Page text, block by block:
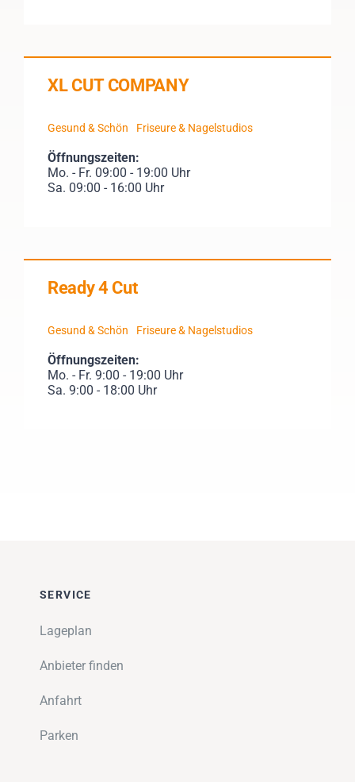
XL CUT COMPANY
Gesund & Schön Friseure & Nagelstudios
Öffnungszeiten:
Mo. - Fr. 09:00 - 19:00 Uhr
Sa. 09:00 - 16:00 Uhr
Ready 4 Cut
Gesund & Schön Friseure & Nagelstudios
Öffnungszeiten:
Mo. - Fr. 9:00 - 19:00 Uhr
Sa. 9:00 - 18:00 Uhr
SERVICE
Lageplan
Anbieter finden
Anfahrt
Parken